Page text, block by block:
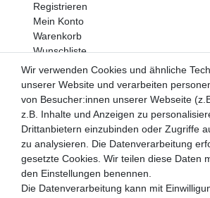
Registrieren
Mein Konto
Warenkorb
Wunschliste
Newsletter
E-MAIL **
Newsletter
Honig
Hiermit bestätige ich, dass ich die
gelesen habe. Meine Einwilligung kann ich
widerrufen.**
Abonnieren
Wir verwenden Cookies und ähnliche
unserer Website und verarbeiten
von Besucher:innen unserer Webseite
z.B. Inhalte und Anzeigen zu
Drittanbietern einzubinden oder Zugriffe
zu analysieren. Die Datenverarbeitung
gesetzte Cookies. Wir teilen diese Daten
den Einstellungen benennen.
Die Datenverarbeitung kann mit